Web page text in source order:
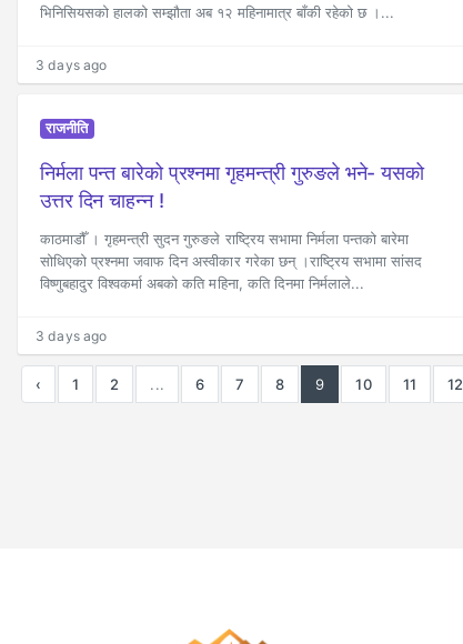
भिनिसियसको हालको सम्झौता अब १२ महिनामात्र बाँकी रहेको छ ।...
3 days ago
राजनीति
निर्मला पन्त बारेको प्रश्नमा गृहमन्त्री गुरुङले भने- यसको
उत्तर दिन चाहन्न !
काठमाडौँ । गृहमन्त्री सुदन गुरुङले राष्ट्रिय सभामा निर्मला पन्तको बारेमा
सोधिएको प्रश्नमा जवाफ दिन अस्वीकार गरेका छन् ।राष्ट्रिय सभामा सांसद
विष्णुबहादुर विश्वकर्मा अबको कति महिना, कति दिनमा निर्मलाले...
3 days ago
‹ 1 2 ... 6 7 8 9 10 11 12